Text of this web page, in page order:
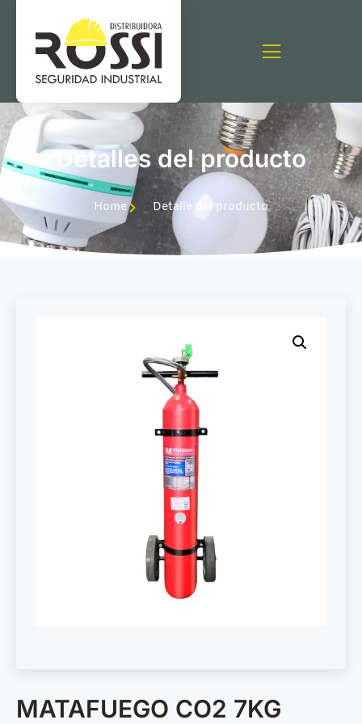
Detalles del producto
Home Detalle del producto
MATAFUEGO CO2 7KG